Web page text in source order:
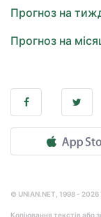
Прогноз на
Прогноз на
© UNIAN.NET, 1998 -
Копіювання текстів або